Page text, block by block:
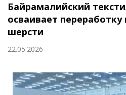
Байрамалийский
осваивает
шерсти
22.05.2026